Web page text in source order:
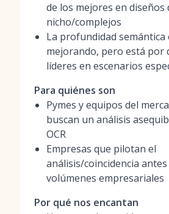
de los mejores en diseños
nicho/complejos
La profundidad semántica
mejorando, pero está por
líderes en escenarios
Para quiénes son
Pymes y equipos del
buscan un análisis
OCR
Empresas que pilotan el
análisis/coincidencia antes
volúmenes empresariales
Por qué nos encantan